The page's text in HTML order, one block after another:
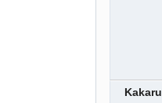
Kakaru